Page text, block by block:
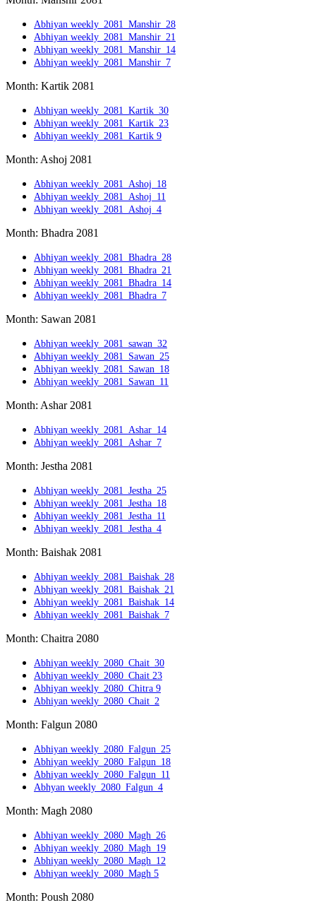
Abhiyan weekly_2081_Manshir_28
Abhiyan weekly_2081_Manshir_21
Abhiyan weekly_2081_Manshir_14
Abhiyan weekly_2081_Manshir_7
Month: Kartik 2081
Abhiyan weekly_2081_Kartik_30
Abhiyan weekly_2081_Kartik_23
Abhiyan weekly_2081_Kartik 9
Month: Ashoj 2081
Abhiyan weekly_2081_Ashoj_18
Abhiyan weekly_2081_Ashoj_11
Abhiyan weekly_2081_Ashoj_4
Month: Bhadra 2081
Abhiyan weekly_2081_Bhadra_28
Abhiyan weekly_2081_Bhadra_21
Abhiyan weekly_2081_Bhadra_14
Abhiyan weekly_2081_Bhadra_7
Month: Sawan 2081
Abhiyan weekly_2081_sawan_32
Abhiyan weekly_2081_Sawan_25
Abhiyan weekly_2081_Sawan_18
Abhiyan weekly_2081_Sawan_11
Month: Ashar 2081
Abhiyan weekly_2081_Ashar_14
Abhiyan weekly_2081_Ashar_7
Month: Jestha 2081
Abhiyan weekly_2081_Jestha_25
Abhiyan weekly_2081_Jestha_18
Abhiyan weekly_2081_Jestha_11
Abhiyan weekly_2081_Jestha_4
Month: Baishak 2081
Abhiyan weekly_2081_Baishak_28
Abhiyan weekly_2081_Baishak_21
Abhiyan weekly_2081_Baishak_14
Abhiyan weekly_2081_Baishak_7
Month: Chaitra 2080
Abhiyan weekly_2080_Chait_30
Abhiyan weekly_2080_Chait 23
Abhiyan weekly_2080_Chitra 9
Abhiyan weekly_2080_Chait_2
Month: Falgun 2080
Abhiyan weekly_2080_Falgun_25
Abhiyan weekly_2080_Falgun_18
Abhiyan weekly_2080_Falgun_11
Abhyan weekly_2080_Falgun_4
Month: Magh 2080
Abhiyan weekly_2080_Magh_26
Abhiyan weekly_2080_Magh_19
Abhiyan weekly_2080_Magh_12
Abhiyan weekly_2080_Magh 5
Month: Poush 2080